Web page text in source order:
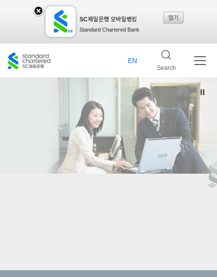
SC제일은행 모바일뱅킹
Standard Chartered Bank
열기
제일
Search
EN